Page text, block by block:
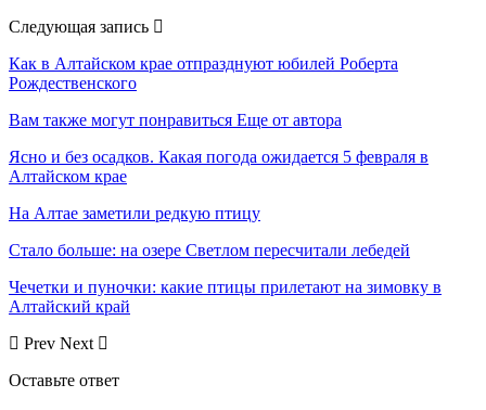
Следующая запись
Как в Алтайском крае отпразднуют юбилей Роберта
Рождественского
Вам также могут понравиться Еще от автора
Ясно и без осадков. Какая погода ожидается 5 февраля в
Алтайском крае
На Алтае заметили редкую птицу
Стало больше: на озере Светлом пересчитали лебедей
Чечетки и пуночки: какие птицы прилетают на зимовку в
Алтайский край
Prev Next
Оставьте ответ